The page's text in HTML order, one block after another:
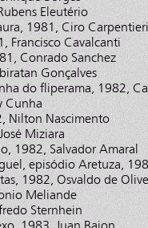
Eleutério
1981, Ciro
Francisco Cavalcanti
Conrado Sanchez
Gonçalves
do fliperama, 1982,
Cunha
Nilton Nascimento
Miziara
1982, Salvador Amaral
episódio Aretuza,
1982, Osvaldo de
Meliande
Sternhein